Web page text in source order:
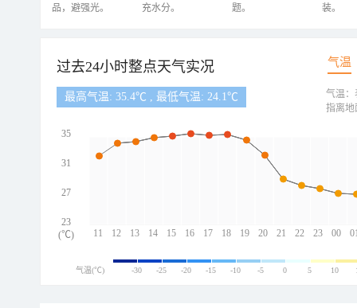
品，避强光。
充水分。
题。
装。
过去24小时整点天气实况 气温
最高气温: 35.4℃ , 最低气温: 24.1℃
11 12 13 14 15 16 17 18 19 20 21 22 23 00
35
31
27
23
(℃)
气温：
指离地
气温(℃) -30 -25 -20 -15 -10 -5 0 5 10